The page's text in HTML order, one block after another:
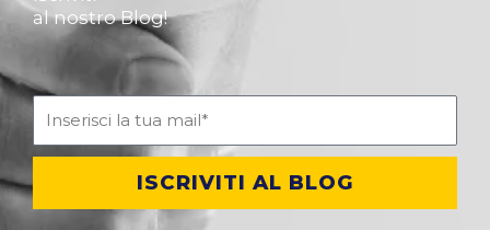
al nostro Blog!
ISCRIVITI AL BLOG